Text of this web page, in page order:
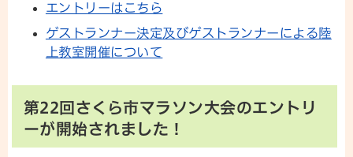
エントリーはこちら
ゲストランナー決定及びゲストランナーによる陸
上教室開催について
第22回さくら市マラソン大会のエントリ
ーが開始されました！